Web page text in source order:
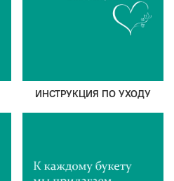
ИНСТРУКЦИЯ ПО УХОДУ